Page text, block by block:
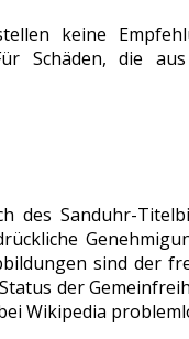
keine
Schäden, die
des Sanduhr-
sind der
der
Wikipedia